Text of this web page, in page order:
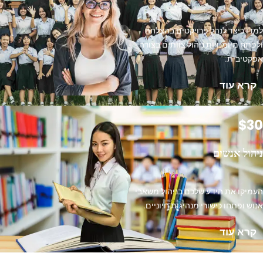
למדו כיצד לנהל פרויקטים בהצלחה
ולפתח מיומנויות ניהול צוותים בצורה
אפקטיבית.
קרא עוד
$30
ניהול אנשים
העמיקו את הידע שלכם בניהול משאבי
אנוש ופתחו כישורי מנהיגות חיוניים.
קרא עוד